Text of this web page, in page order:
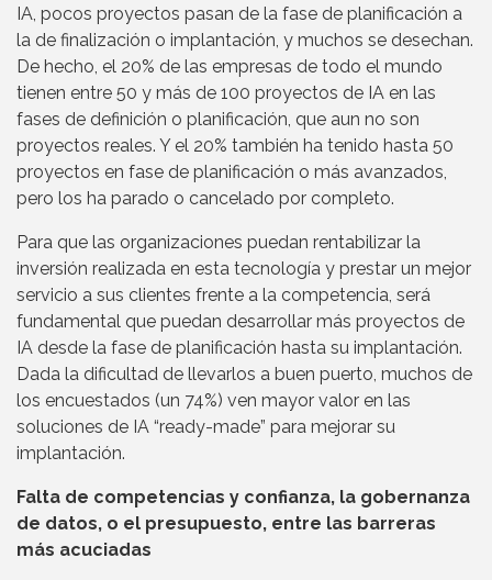
IA, pocos proyectos pasan de la fase de planificación a
la de finalización o implantación, y muchos se desechan.
De hecho, el 20% de las empresas de todo el mundo
tienen entre 50 y más de 100 proyectos de IA en las
fases de definición o planificación, que aun no son
proyectos reales. Y el 20% también ha tenido hasta 50
proyectos en fase de planificación o más avanzados,
pero los ha parado o cancelado por completo.
Para que las organizaciones puedan rentabilizar la
inversión realizada en esta tecnología y prestar un mejor
servicio a sus clientes frente a la competencia, será
fundamental que puedan desarrollar más proyectos de
IA desde la fase de planificación hasta su implantación.
Dada la dificultad de llevarlos a buen puerto, muchos de
los encuestados (un 74%) ven mayor valor en las
soluciones de IA “ready-made” para mejorar su
implantación.
Falta de competencias y confianza, la gobernanza
de datos, o el presupuesto, entre las barreras
más acuciadas